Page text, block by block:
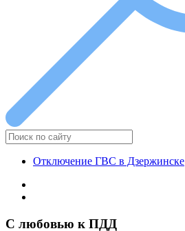
Отключение ГВС в Дзержинске
С любовью к ПДД